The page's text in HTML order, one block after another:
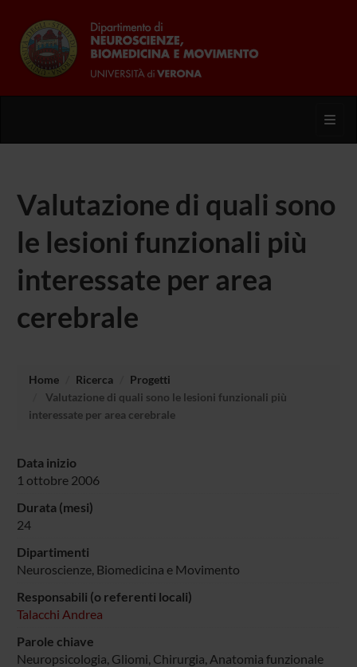
Valutazione di quali sono
le lesioni funzionali più
interessate per area
cerebrale
Home Ricerca
Progetti
Valutazione di quali sono le lesioni funzionali più
interessate per area cerebrale
Data inizio
1 ottobre 2006
Durata (mesi)
24
Dipartimenti
Neuroscienze, Biomedicina e Movimento
Responsabili (o referenti locali)
Talacchi Andrea
Parole chiave
Neuropsicologia, Gliomi, Chirurgia, Anatomia funzionale